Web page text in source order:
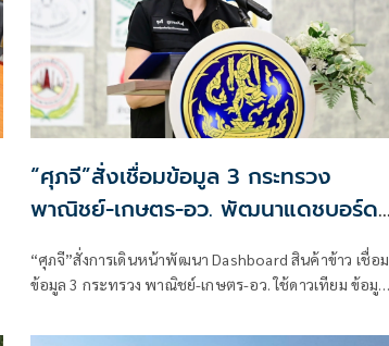
“ศุภจี”สั่งเชื่อมข้อมูล 3 กระทรวง
พาณิชย์-เกษตร-อว. พัฒนาแดชบอร์ด
สินค้าข้าว
“ศุภจี”สั่งการเดินหน้าพัฒนา Dashboard สินค้าข้าว เชื่อม
ข้อมูล 3 กระทรวง พาณิชย์-เกษตร-อว. ใช้ดาวเทียม ข้อมูล
คาดการผลผลิตได้แบบเรียลไทม์ นำร่อง